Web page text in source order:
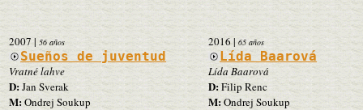
2007| 56 años
Sueños de juventud
Vratné lahve
D:Jan Sverak
M:Ondrej Soukup
2016| 65 años
Lída Baarová
Lída Baarová
D:Filip Renc
M:Ondrej Soukup